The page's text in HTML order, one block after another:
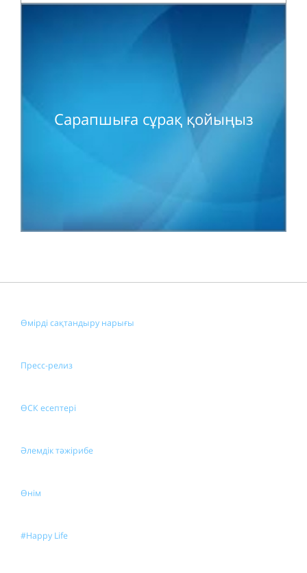
Сарапшыға сұрақ қойыңыз
Өмірді сақтандыру нарығы
Пресс-релиз
ӨСК есептері
Әлемдік тәжірибе
Өнім
#Happy Life